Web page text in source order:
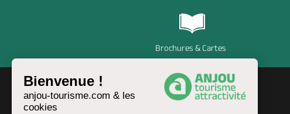
Bienvenue !
anjou-tourisme.com & les
cookies
Brochures & Cartes